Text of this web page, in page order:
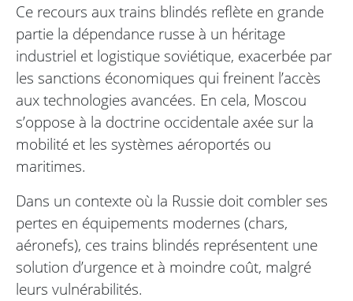
Ce recours aux trains blindés reflète en grande
partie la dépendance russe à un héritage
industriel et logistique soviétique, exacerbée par
les sanctions économiques qui freinent l’accès
aux technologies avancées. En cela, Moscou
s’oppose à la doctrine occidentale axée sur la
mobilité et les systèmes aéroportés ou
maritimes.
Dans un contexte où la Russie doit combler ses
pertes en équipements modernes (chars,
aéronefs), ces trains blindés représentent une
solution d’urgence et à moindre coût, malgré
leurs vulnérabilités.